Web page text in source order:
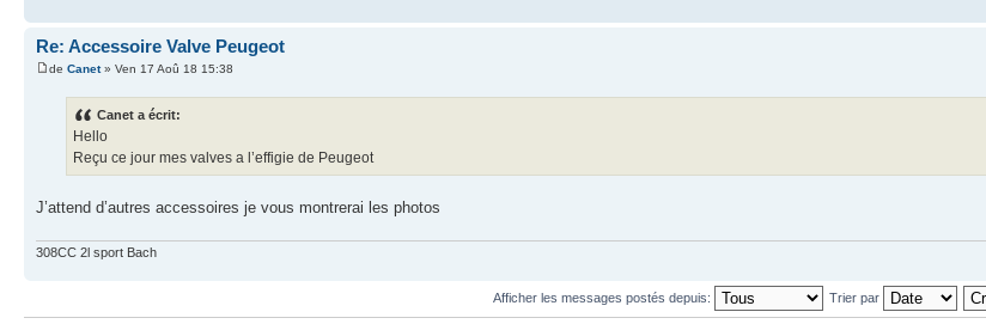
Re: Accessoire Valve Peugeot
de Canet» Ven 17 Aoû 18 15:38
Canet a écrit:
Hello
Reçu ce jour mes valves a l’effigie de Peugeot
J’attend d’autres accessoires je vous montrerai les photos
308CC 2l sport Bach
Afficher les messages postés depuis: Trier par